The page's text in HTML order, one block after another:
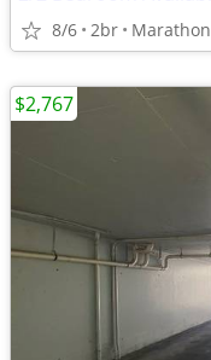
8/6 2br Marathon
$2,767